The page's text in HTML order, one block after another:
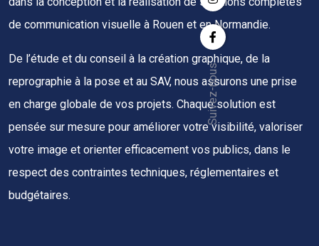
Suivez-nous
de communication visuelle à Rouen et en Normandie.
De l’étude et du conseil à la création graphique, de la
reprographie à la pose et au SAV, nous assurons une prise
en charge globale de vos projets. Chaque solution est
pensée sur mesure pour améliorer votre visibilité, valoriser
votre image et orienter efficacement vos publics, dans le
respect des contraintes techniques, réglementaires et
budgétaires.